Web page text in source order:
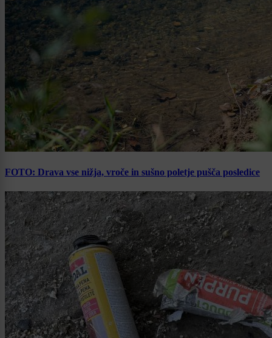
FOTO: Drava vse nižja, vroče in sušno poletje pušča posledice